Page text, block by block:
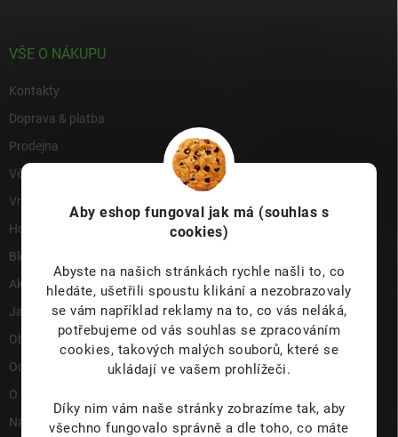
Aby eshop fungoval jak má (souhlas s
cookies)
Abyste na našich stránkách rychle našli to, co
hledáte, ušetřili spoustu klikání a nezobrazovaly
se vám například reklamy na to, co vás neláká,
potřebujeme od vás souhlas se zpracováním
cookies, takových malých souborů, které se
ukládají ve vašem prohlížeči.
Díky nim vám naše stránky zobrazíme tak, aby
všechno fungovalo správně a dle toho, co máte
VŠE O NÁKUPU
Kontakty
Doprava & platba
Prodejna
Věrnostní program
Vrácení a reklamace
Hodnocení obchodu
Blog
Akce a novinky
Jak nakupovat
Obchodní podmínky
Ochrana osobních údajů
O nás
Napište nám